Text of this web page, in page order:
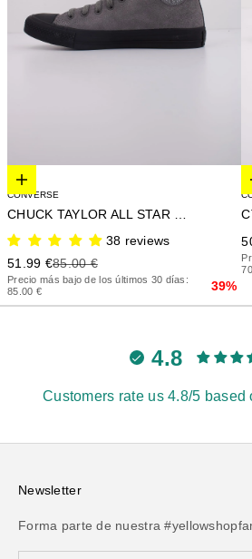
Elige opciones
CONVERSE
CHUCK TAYLOR ALL STAR HI
38 reviews
Precio de oferta
51.99 €Precio anterior
85.00 €
Precio más bajo de los últimos 30 días:
85.00 €
39%
4.8
Customers rate us 4.8/5 based
Newsletter
Forma parte de nuestra